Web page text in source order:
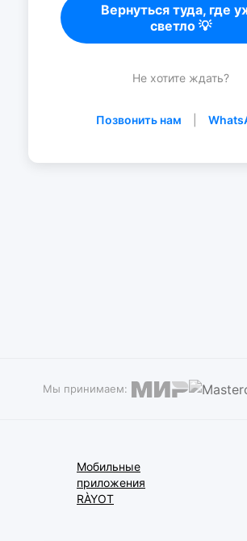
Вернуться туда, где
светло 💡
Не хотите ждать?
Позвонить нам
Мы принимаем:
Мобильные
приложения
RÀYOT